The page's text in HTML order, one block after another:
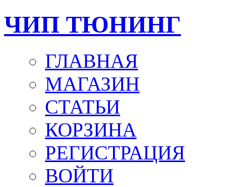
ЧИП ТЮНИНГ
ГЛАВНАЯ
МАГАЗИН
СТАТЬИ
КОРЗИНА
РЕГИСТРАЦИЯ
ВОЙТИ